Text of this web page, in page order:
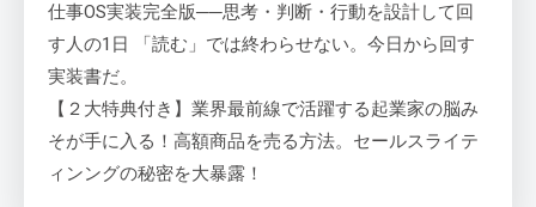
仕事OS実装完全版──思考・判断・行動を設計して回
す人の1日 「読む」では終わらせない。今日から回す
実装書だ。
【２大特典付き】業界最前線で活躍する起業家の脳み
そが手に入る！高額商品を売る方法。セールスライテ
ィンングの秘密を大暴露！